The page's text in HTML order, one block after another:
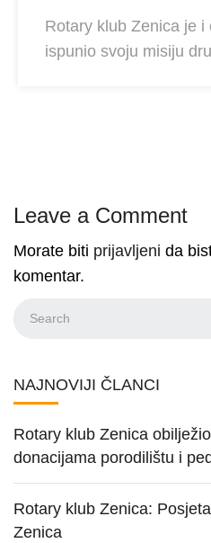
Rotary klub Zenica je i
ispunio svoju misiju
Leave a Comment
Morate biti prijavljeni da
komentar.
NAJNOVIJI ČLANCI
Rotary klub Zenica
donacijama porodilištu i
Rotary klub Zenica:
Zenica